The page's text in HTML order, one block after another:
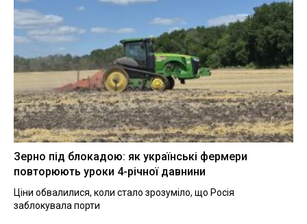
Зерно під блокадою: як українські фермери
повторюють уроки 4-річної давнини
Ціни обвалилися, коли стало зрозуміло, що Росія
заблокувала порти